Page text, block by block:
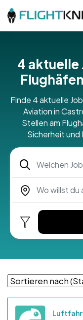
4
Finde 4 aktuelle
Aviation in
Stellen am
Sicherheit und